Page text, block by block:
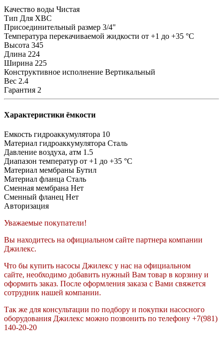
Качество воды Чистая
Тип Для ХВС
Присоединительный размер 3/4"
Температура перекачиваемой жидкости от +1 до +35 °C
Высота 345
Длина 224
Ширина 225
Конструктивное исполнение Вертикальный
Вес 2.4
Гарантия 2
Характеристики ёмкости
Емкость гидроаккумулятора 10
Материал гидроаккумулятора Сталь
Давление воздуха, атм 1.5
Диапазон температур от +1 до +35 °C
Материал мембраны Бутил
Материал фланца Сталь
Сменная мембрана Нет
Сменный фланец Нет
Авторизация
Уважаемые покупатели!
Вы находитесь на официальном сайте партнера компании
Джилекс.
Что бы купить насосы Джилекс у нас на официальном
сайте, необходимо добавить нужный Вам товар в корзину и
оформить заказ. После оформления заказа с Вами свяжется
сотрудник нашей компании.
Так же для консультации по подбору и покупки насосного
оборудования Джилекс можно позвонить по телефону +7(981)
140-20-20